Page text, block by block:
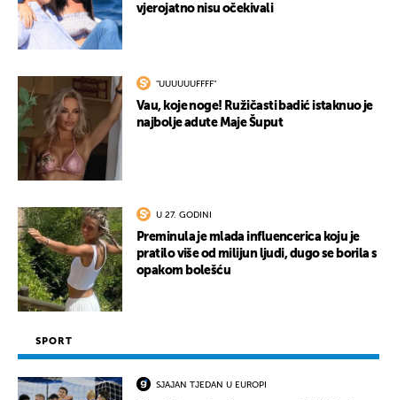
vjerojatno nisu očekivali
"UUUUUUFFFF"
Vau, koje noge! Ružičasti badić istaknuo je
najbolje adute Maje Šuput
U 27. GODINI
Preminula je mlada influencerica koju je
pratilo više od milijun ljudi, dugo se borila s
opakom bolešću
SPORT
SJAJAN TJEDAN U EUROPI